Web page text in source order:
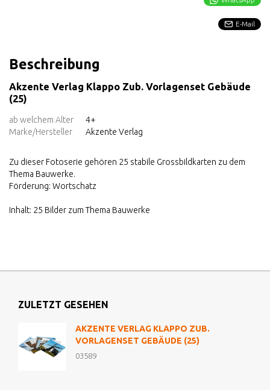
E-Mail
Beschreibung
Akzente Verlag Klappo Zub. Vorlagenset Gebäude
(25)
ab welchem Alter
4+
Marke/Hersteller
Akzente Verlag
Zu dieser Fotoserie gehören 25 stabile Grossbildkarten zu dem
Thema Bauwerke.
Förderung: Wortschatz
Inhalt: 25 Bilder zum Thema Bauwerke
ZULETZT GESEHEN
AKZENTE VERLAG KLAPPO ZUB.
VORLAGENSET GEBÄUDE (25)
03589